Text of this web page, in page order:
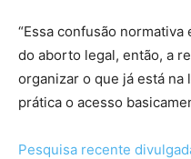
“Essa confusão
do aborto legal, então, a
organizar o que já está
prática o acesso
Pesquisa recente